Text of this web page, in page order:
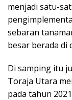
menjadi satu-
sebaran
besar berada di
Di samping itu
Toraja Utara
pada tahun